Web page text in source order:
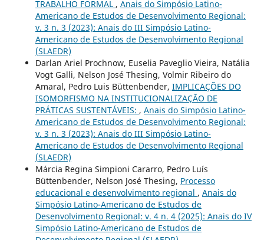
TRABALHO FORMAL , Anais do Simpósio Latino-
Americano de Estudos de Desenvolvimento Regional:
v. 3 n. 3 (2023): Anais do III Simpósio Latino-
Americano de Estudos de Desenvolvimento Regional
(SLAEDR)
Darlan Ariel Prochnow, Euselia Paveglio Vieira, Natália
Vogt Galli, Nelson José Thesing, Volmir Ribeiro do
Amaral, Pedro Luis Büttenbender, IMPLICAÇÕES DO
ISOMORFISMO NA INSTITUCIONALIZAÇÃO DE
PRÁTICAS SUSTENTÁVEIS: , Anais do Simpósio Latino-
Americano de Estudos de Desenvolvimento Regional:
v. 3 n. 3 (2023): Anais do III Simpósio Latino-
Americano de Estudos de Desenvolvimento Regional
(SLAEDR)
Márcia Regina Simpioni Cararro, Pedro Luís
Büttenbender, Nelson José Thesing, Processo
educacional e desenvolvimento regional , Anais do
Simpósio Latino-Americano de Estudos de
Desenvolvimento Regional: v. 4 n. 4 (2025): Anais do IV
Simpósio Latino-Americano de Estudos de